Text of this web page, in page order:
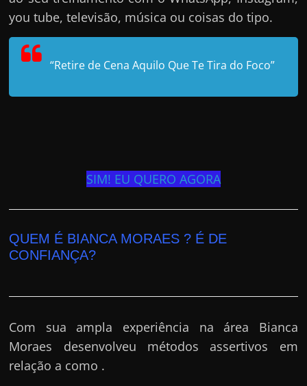
you tube, televisão, música ou coisas do tipo.
“Retire de Cena Aquilo Que Te Tira do Foco”
SIM! EU QUERO AGORA
QUEM É BIANCA MORAES ? É DE
CONFIANÇA?
Com sua ampla experiência na área Bianca
Moraes desenvolveu métodos assertivos em
relação a como .